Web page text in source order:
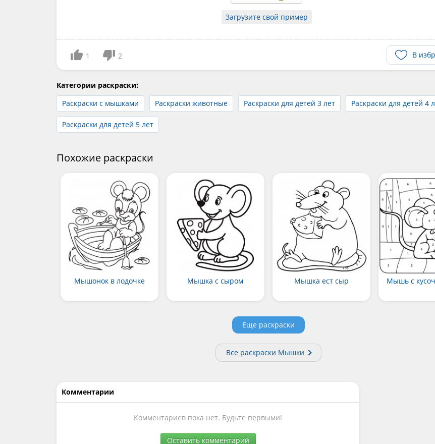
Загрузите свой пример
1 2 В
Категории раскраски:
Раскраски с мышками
Раскраски животные Раскраски для детей 3 лет Раскраски для детей 4
Раскраски для детей 5 лет
Похожие раскраски
Мышонок в лодочке Мышка с сыром Мышка ест сыр Мышь с
Еще раскраски
Все раскраски Мышки
Комментарии
Комментариев пока нет. Будьте первыми!
Оставить комментарий